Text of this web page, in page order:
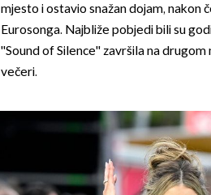
mjesto i ostavio snažan dojam, nakon
Eurosonga. Najbliže pobjedi bili su
''Sound of Silence'' završila na
večeri.